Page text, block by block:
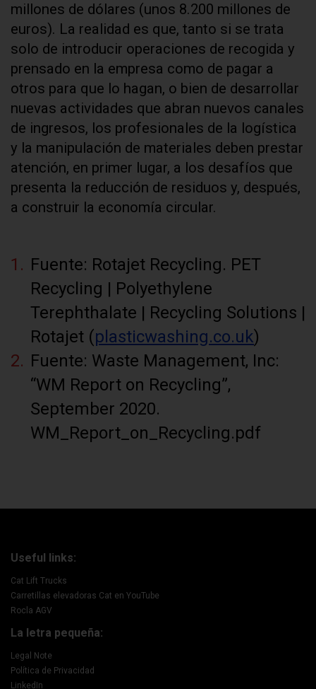
millones de dólares (unos 8.200 millones de
euros). La realidad es que, tanto si se trata
solo de introducir operaciones de recogida y
prensado en la empresa como de pagar a
otros para que lo hagan, o bien de desarrollar
nuevas actividades que abran nuevos canales
de ingresos, los profesionales de la logística
y la manipulación de materiales deben prestar
atención, en primer lugar, a los desafíos que
presenta la reducción de residuos y, después,
a construir la economía circular.
Fuente: Rotajet Recycling. PET
Recycling | Polyethylene
Terephthalate | Recycling Solutions |
Rotajet (plasticwashing.co.uk)
Fuente: Waste Management, Inc:
“WM Report on Recycling”,
September 2020.
WM_Report_on_Recycling.pdf
Useful links:
Cat Lift Trucks
Carretillas elevadoras Cat en YouTube
Rocla AGV
La letra pequeña:
Legal Note
Política de Privacidad
LinkedIn